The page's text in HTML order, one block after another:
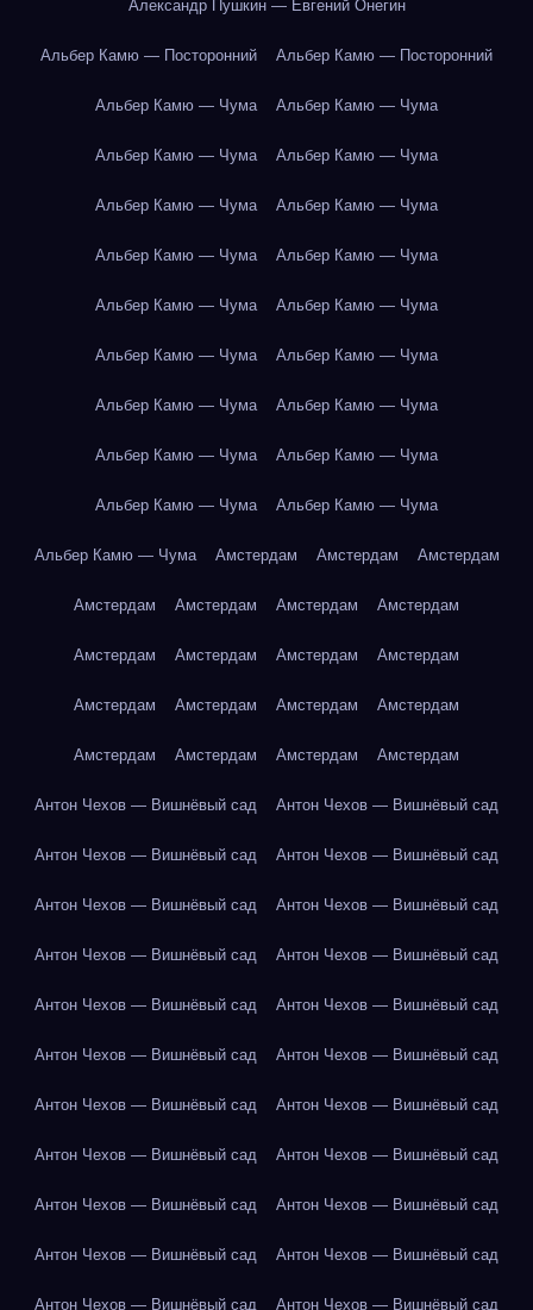
Александр Пушкин — Евгений Онегин
Альбер Камю — Посторонний Альбер Камю — Посторонний
Альбер Камю — Чума Альбер Камю — Чума
Альбер Камю — Чума Альбер Камю — Чума
Альбер Камю — Чума Альбер Камю — Чума
Альбер Камю — Чума Альбер Камю — Чума
Альбер Камю — Чума Альбер Камю — Чума
Альбер Камю — Чума Альбер Камю — Чума
Альбер Камю — Чума Альбер Камю — Чума
Альбер Камю — Чума Альбер Камю — Чума
Альбер Камю — Чума Альбер Камю — Чума
Альбер Камю — Чума Амстердам Амстердам Амстердам
Амстердам Амстердам Амстердам Амстердам
Амстердам Амстердам Амстердам Амстердам
Амстердам Амстердам Амстердам Амстердам
Амстердам Амстердам Амстердам Амстердам
Антон Чехов — Вишнёвый сад Антон Чехов — Вишнёвый сад
Антон Чехов — Вишнёвый сад Антон Чехов — Вишнёвый сад
Антон Чехов — Вишнёвый сад Антон Чехов — Вишнёвый сад
Антон Чехов — Вишнёвый сад Антон Чехов — Вишнёвый сад
Антон Чехов — Вишнёвый сад Антон Чехов — Вишнёвый сад
Антон Чехов — Вишнёвый сад Антон Чехов — Вишнёвый сад
Антон Чехов — Вишнёвый сад Антон Чехов — Вишнёвый сад
Антон Чехов — Вишнёвый сад Антон Чехов — Вишнёвый сад
Антон Чехов — Вишнёвый сад Антон Чехов — Вишнёвый сад
Антон Чехов — Вишнёвый сад Антон Чехов — Вишнёвый сад
Антон Чехов — Вишнёвый сад Антон Чехов — Вишнёвый сад